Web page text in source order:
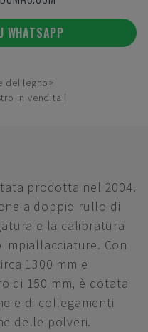
WHATSAPP
del legno
in vendita |
prodotta nel 2004.
a doppio rullo di
e la calibratura
Con
1300 mm e
di 150 mm, è dotata
e di collegamenti
delle polveri.